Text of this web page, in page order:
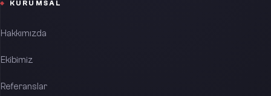
KURUMSAL
Hakkımızda
Ekibimiz
Referanslar